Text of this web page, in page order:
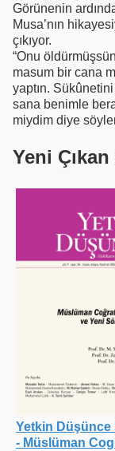
Görünenin
Musa’nın
çıkıyor.
“Onu
masum bir cana
yaptın.
sana benimle
miydim diye
Yeni
Yetkin Düşünce
- Müslüman